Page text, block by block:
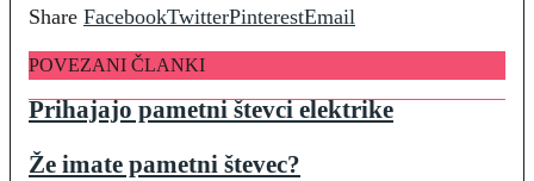
Share FacebookTwitterPinterestEmail
POVEZANI ČLANKI
Prihajajo pametni števci elektrike
Že imate pametni števec?